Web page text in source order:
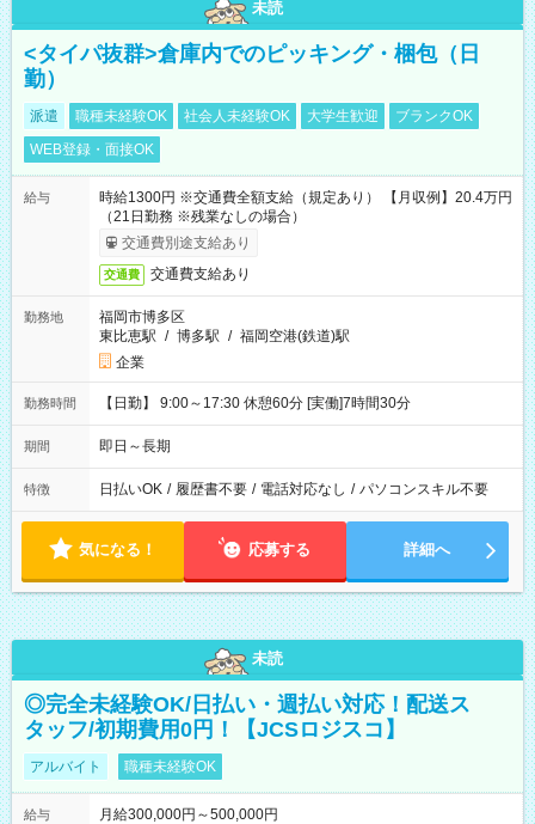
未読
<タイパ抜群>倉庫内でのピッキング・梱包（日
勤）
派遣 職種未経験OK 社会人未経験OK 大学生歓迎
ブランクOK
WEB登録・面接OK
給与
時給1300円 ※交通費全額支給（規定あり） 【月収例】20.4万円
（21日勤務 ※残業なしの場合）
交通費別途支給あり
交通費 交通費支給あり
勤務地
福岡市博多区
東比恵駅 / 博多駅 / 福岡空港(鉄道)駅
企業
勤務時間 【日勤】 9:00～17:30 休憩60分 [実働]7時間30分
期間 即日～長期
特徴 日払いOK / 履歴書不要 / 電話対応なし / パソコンスキル不要
気になる！ 応募する 詳細へ
未読
◎完全未経験OK/日払い・週払い対応！配送ス
タッフ/初期費用0円！【JCSロジスコ】
アルバイト 職種未経験OK
給与
月給300,000円～500,000円